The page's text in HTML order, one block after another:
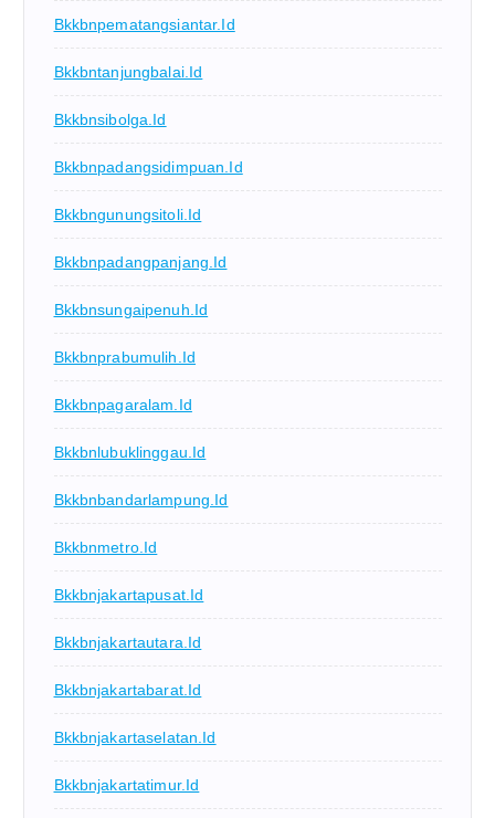
Bkkbnpematangsiantar.id
Bkkbntanjungbalai.id
Bkkbnsibolga.id
Bkkbnpadangsidimpuan.id
Bkkbngunungsitoli.id
Bkkbnpadangpanjang.id
Bkkbnsungaipenuh.id
Bkkbnprabumulih.id
Bkkbnpagaralam.id
Bkkbnlubuklinggau.id
Bkkbnbandarlampung.id
Bkkbnmetro.id
Bkkbnjakartapusat.id
Bkkbnjakartautara.id
Bkkbnjakartabarat.id
Bkkbnjakartaselatan.id
Bkkbnjakartatimur.id